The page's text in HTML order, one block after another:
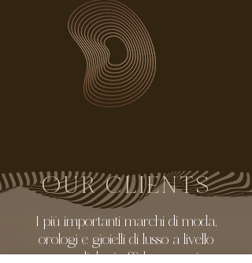
OUR CLIENTS
I più importanti marchi di moda,
orologi e gioielli di lusso a livello